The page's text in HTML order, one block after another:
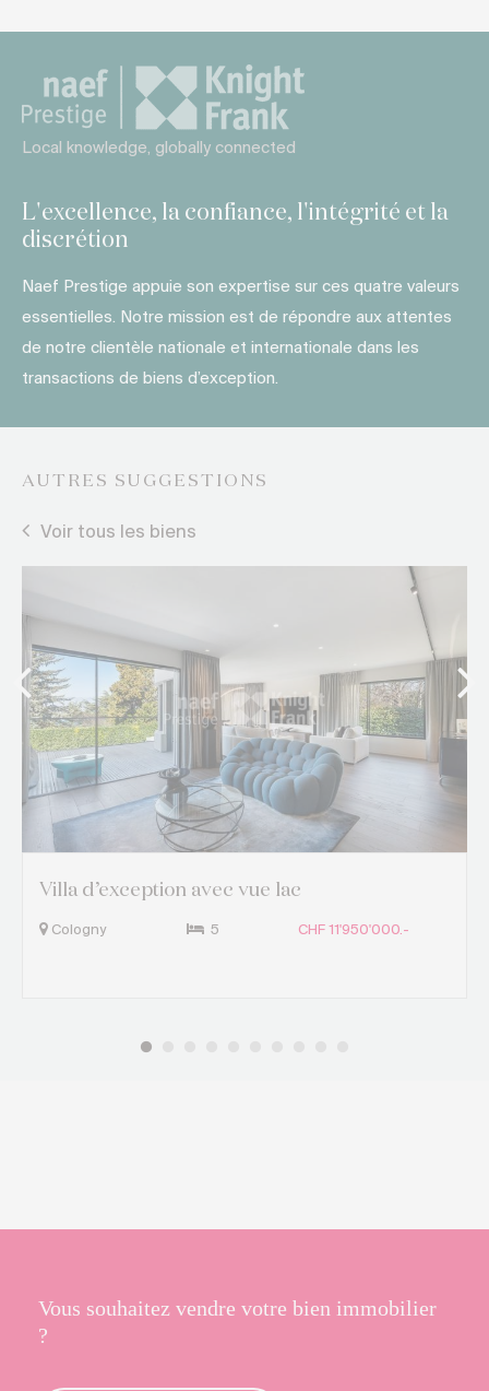
Local knowledge, globally connected
L'excellence, la confiance, l'intégrité et la
discrétion
Naef Prestige appuie son expertise sur ces quatre valeurs
essentielles. Notre mission est de répondre aux attentes
de notre clientèle nationale et internationale dans les
transactions de biens d’exception.
AUTRES SUGGESTIONS
Voir tous les biens
Villa d’exception avec vue lac
Cologny 5 CHF 11'950'000.-
Vous souhaitez vendre votre bien immobilier
?